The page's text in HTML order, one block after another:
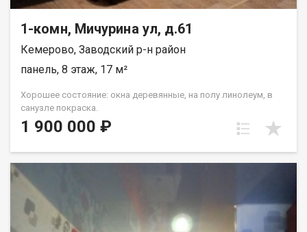
1-комн, Мичурина ул, д.61
Кемерово, Заводский р-н район
панель, 8 этаж, 17 м²
Хорошее состояние: окна деревянные, на полу линолеум, в
санузле покраска.
1 900 000 ₽